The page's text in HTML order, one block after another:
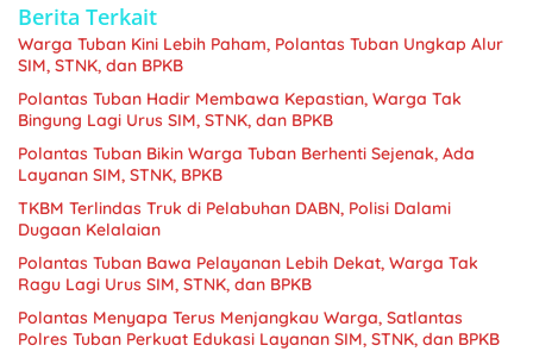
Berita Terkait
Warga Tuban Kini Lebih Paham, Polantas Tuban Ungkap Alur
SIM, STNK, dan BPKB
Polantas Tuban Hadir Membawa Kepastian, Warga Tak
Bingung Lagi Urus SIM, STNK, dan BPKB
Polantas Tuban Bikin Warga Tuban Berhenti Sejenak, Ada
Layanan SIM, STNK, BPKB
TKBM Terlindas Truk di Pelabuhan DABN, Polisi Dalami
Dugaan Kelalaian
Polantas Tuban Bawa Pelayanan Lebih Dekat, Warga Tak
Ragu Lagi Urus SIM, STNK, dan BPKB
Polantas Menyapa Terus Menjangkau Warga, Satlantas
Polres Tuban Perkuat Edukasi Layanan SIM, STNK, dan BPKB